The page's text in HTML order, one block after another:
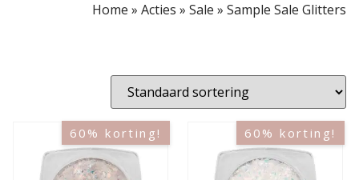
Home » Acties » Sale » Sample Sale Glitters
60% korting! 60% korting!